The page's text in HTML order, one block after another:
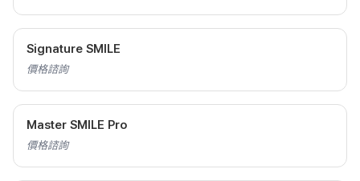
Signature SMILE
價格諮詢
Master SMILE Pro
價格諮詢